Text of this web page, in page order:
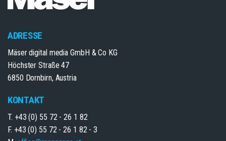
ADRESSE
Mäser digital media GmbH & Co KG
Höchster Straße 47
6850 Dornbirn, Austria
KONTAKT
T. +43 (0) 55 72 - 26 1 82
F. +43 (0) 55 72 - 26 1 82 - 3